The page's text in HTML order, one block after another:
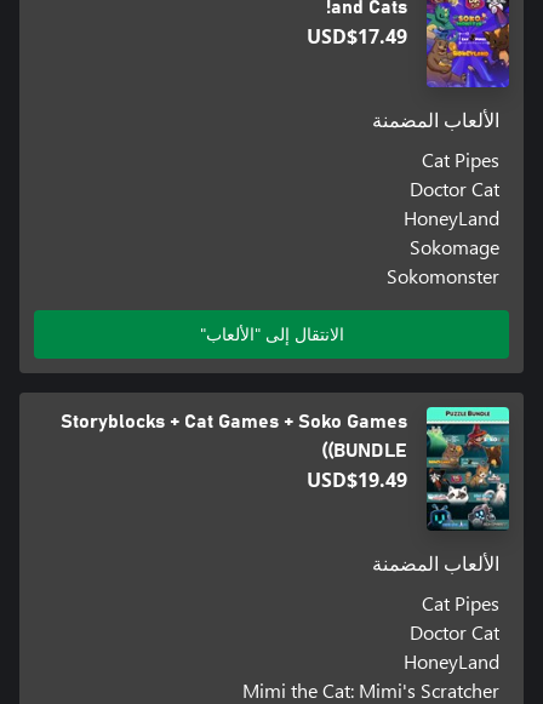
and Cats!
USD$17.49
الألعاب المضمنة
Cat Pipes
Doctor Cat
HoneyLand
Sokomage
Sokomonster
الانتقال إلى "الألعاب"
Storyblocks + Cat Games + Soko Games
(BUNDLE)
USD$19.49
الألعاب المضمنة
Cat Pipes
Doctor Cat
HoneyLand
Mimi the Cat: Mimi's Scratcher